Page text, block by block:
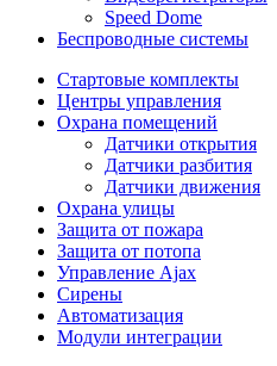
Speed Dome
Беспроводные системы
Стартовые комплекты
Центры управления
Охрана помещений
Датчики открытия
Датчики разбития
Датчики движения
Охрана улицы
Защита от пожара
Защита от потопа
Управление Ajax
Сирены
Автоматизация
Модули интеграции